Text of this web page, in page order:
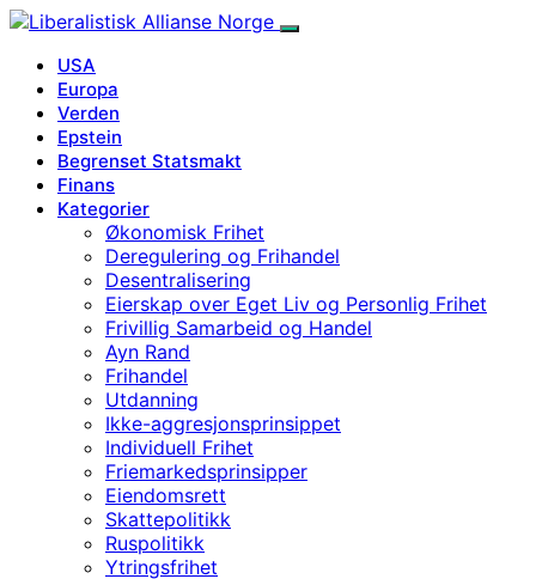
USA
Europa
Verden
Epstein
Begrenset Statsmakt
Finans
Kategorier
Økonomisk Frihet
Deregulering og Frihandel
Desentralisering
Eierskap over Eget Liv og Personlig Frihet
Frivillig Samarbeid og Handel
Ayn Rand
Frihandel
Utdanning
Ikke-aggresjonsprinsippet
Individuell Frihet
Friemarkedsprinsipper
Eiendomsrett
Skattepolitikk
Ruspolitikk
Ytringsfrihet